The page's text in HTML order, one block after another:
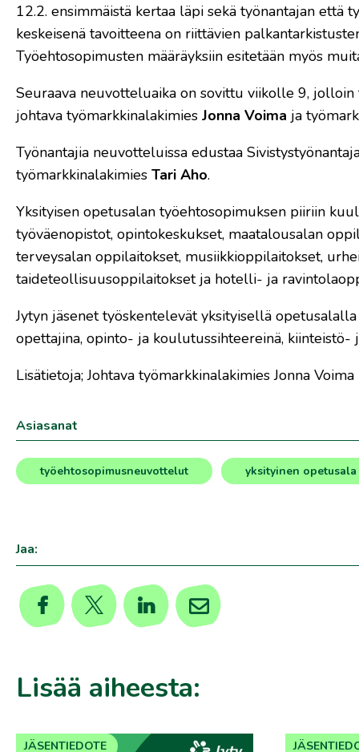
12.2. ensimmäistä kertaa läpi sekä työnantajan että
keskeisenä tavoitteena on riittävien
Työehtosopimusten määräyksiin esitetään myös
Seuraava neuvotteluaika on sovittu viikolle 9,
johtava työmarkkinalakimies Jonna Voima ja
Työnantajia neuvotteluissa edustaa
työmarkkinalakimies Tari Aho.
Yksityisen opetusalan työehtosopimuksen piiriin
työväenopistot, opintokeskukset, maatalousalan
terveysalan oppilaitokset, musiikkioppilaitokset,
taideteollisuusoppilaitokset ja hotelli- ja
Jytyn jäsenet työskentelevät yksityisellä
opettajina, opinto- ja koulutussihteereinä, kiinteistö-
Lisätietoja; Johtava työmarkkinalakimies Jonna Voima
Asiasanat
työehtosopimusneuvottelut yksityinen opetusala
Jaa:
Lisää aiheesta:
JÄSENTIEDOTE